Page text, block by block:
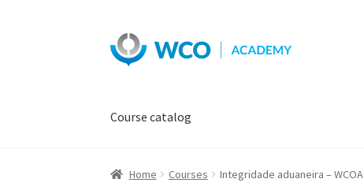
Skip
to
Skip
to
Course catalog
Home Courses Integridade aduaneira – WCOA